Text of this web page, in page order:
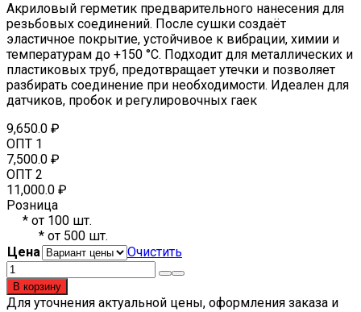
Акриловый герметик предварительного нанесения для
резьбовых соединений. После сушки создаёт
эластичное покрытие, устойчивое к вибрации, химии и
температурам до +150 °C. Подходит для металлических и
пластиковых труб, предотвращает утечки и позволяет
разбирать соединение при необходимости. Идеален для
датчиков, пробок и регулировочных гаек
9,650.0 ₽
ОПТ 1
7,500.0 ₽
ОПТ 2
11,000.0 ₽
Розница
* от 100 шт.
* от 500 шт.
Цена
Очистить
Количество
товара
LOCTTLF
В корзину
Для уточнения актуальной цены, оформления заказа и